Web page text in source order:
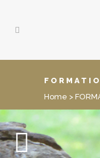
Home >